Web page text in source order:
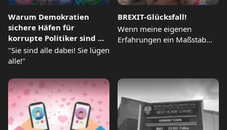
Warum Demokratien
sichere Häfen für
korrupte Politiker sind ...
"Sie sind alle dabei! Sie lügen
alle!"
BREXIT-Glücksfall!
Wenn meine eigenen
Erfahrungen ein Maßstab